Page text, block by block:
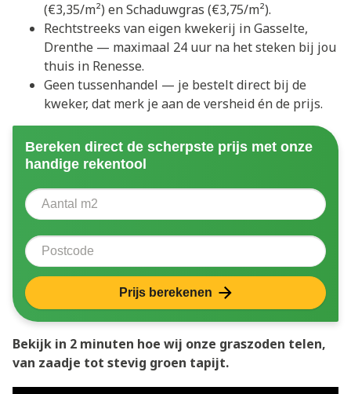
(€3,35/m²) en Schaduwgras (€3,75/m²).
Rechtstreeks van eigen kwekerij in Gasselte,
Drenthe — maximaal 24 uur na het steken bij jou
thuis in Renesse.
Geen tussenhandel — je bestelt direct bij de
kweker, dat merk je aan de versheid én de prijs.
Bereken direct de scherpste prijs met onze
handige rekentool
Aantal vierkante meter
Postcode
Prijs berekenen
Bekijk in 2 minuten hoe wij onze graszoden telen,
van zaadje tot stevig groen tapijt.